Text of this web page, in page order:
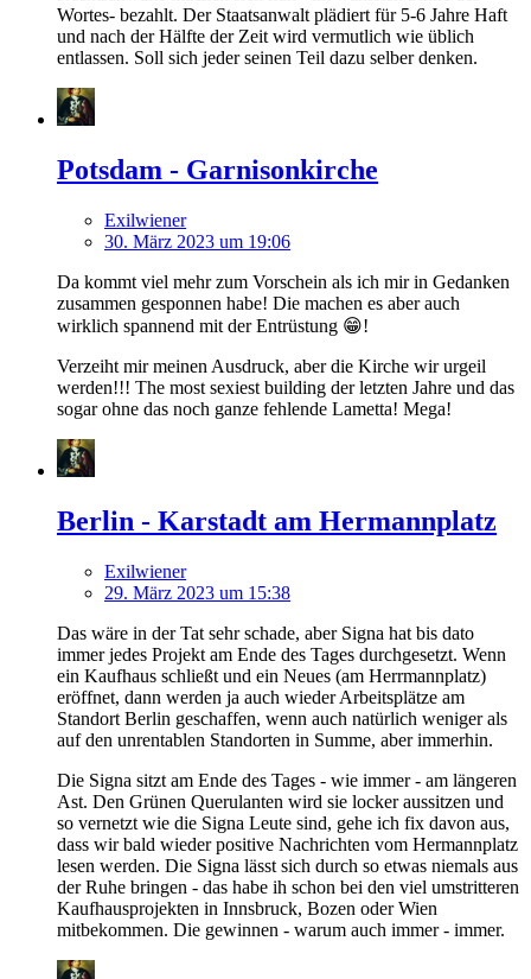
Wortes- bezahlt. Der Staatsanwalt plädiert für 5-6 Jahre Haft
und nach der Hälfte der Zeit wird vermutlich wie üblich
entlassen. Soll sich jeder seinen Teil dazu selber denken.
Potsdam - Garnisonkirche
Exilwiener
30. März 2023 um 19:06
Da kommt viel mehr zum Vorschein als ich mir in Gedanken
zusammen gesponnen habe! Die machen es aber auch
wirklich spannend mit der Entrüstung 😁!
Verzeiht mir meinen Ausdruck, aber die Kirche wir urgeil
werden!!! The most sexiest building der letzten Jahre und das
sogar ohne das noch ganze fehlende Lametta! Mega!
Berlin - Karstadt am Hermannplatz
Exilwiener
29. März 2023 um 15:38
Das wäre in der Tat sehr schade, aber Signa hat bis dato
immer jedes Projekt am Ende des Tages durchgesetzt. Wenn
ein Kaufhaus schließt und ein Neues (am Herrmannplatz)
eröffnet, dann werden ja auch wieder Arbeitsplätze am
Standort Berlin geschaffen, wenn auch natürlich weniger als
auf den unrentablen Standorten in Summe, aber immerhin.
Die Signa sitzt am Ende des Tages - wie immer - am längeren
Ast. Den Grünen Querulanten wird sie locker aussitzen und
so vernetzt wie die Signa Leute sind, gehe ich fix davon aus,
dass wir bald wieder positive Nachrichten vom Hermannplatz
lesen werden. Die Signa lässt sich durch so etwas niemals aus
der Ruhe bringen - das habe ih schon bei den viel umstritteren
Kaufhausprojekten in Innsbruck, Bozen oder Wien
mitbekommen. Die gewinnen - warum auch immer - immer.